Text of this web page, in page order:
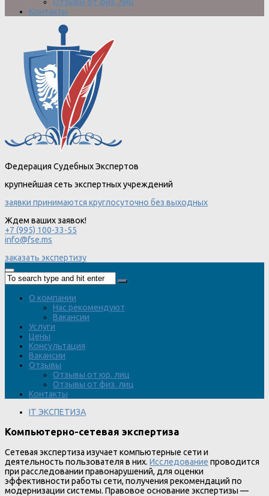
Отзывы от физ. лиц
Контакты
Федерация Судебных Экспертов
крупнейшая сеть экспертных учреждений
заявки принимаются круглосуточно без выходных
Ждем ваших заявок!
+7 (995) 100-33-55
info@fse.ms
заказать экспертизу
О компании
Нас рекомендуют
Вакансии
Услуги
Цены
Консультация
Вакансии
Отзывы
Отзывы от юр. лиц
Отзывы от физ. лиц
Контакты
IT ЭКСПЕТИЗА
Компьютерно-сетевая экспертиза
Сетевая экспертиза изучает компьютерные сети и
деятельность пользователя в них. Исследование проводится
при расследовании правонарушений, для оценки
эффективности работы сети, получения рекомендаций по
модернизации системы. Правовое основание экспертизы —